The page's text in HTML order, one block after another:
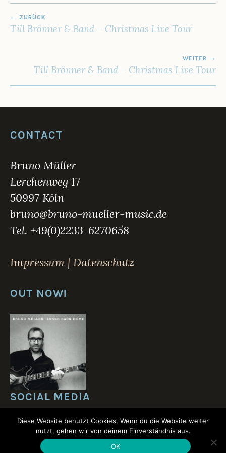
BEITRAGSNAVIGATION
ZURÜCK
Till Brönner & Band – Christmas Live Tour
WEITER
Till Brönner & Band – Christmas Live Tour
CONTACT
Bruno Müller
Lerchenweg 17
50997 Köln
bruno@bruno-mueller-music.de
Tel. +49(0)2233-6270658
Impressum | Datenschutz
OUT NOW!
SOCIAL MEDIA
Diese Website benutzt Cookies. Wenn du die Website weiter
nutzt, gehen wir von deinem Einverständnis aus.
OK